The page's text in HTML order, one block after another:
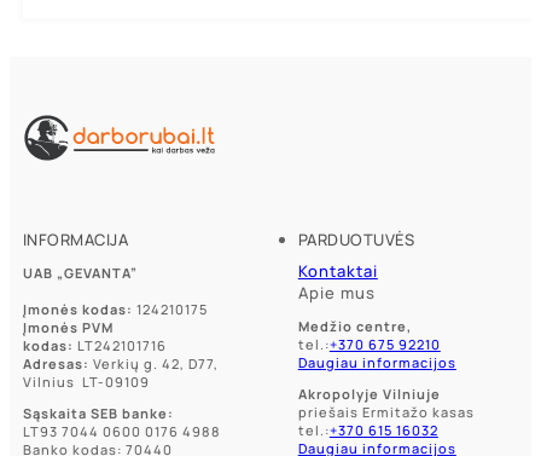
INFORMACIJA
UAB „GEVANTA”
Įmonės kodas: 124210175
Įmonės PVM
kodas: LT242101716
Adresas: Verkių g. 42, D77,
Vilnius LT-09109
Sąskaita SEB banke:
LT93 7044 0600 0176 4988
Banko kodas: 70440
PARDUOTUVĖS
Kontaktai
Apie mus
Medžio centre,
tel.:+370 675 92210
Daugiau informacijos
Akropolyje Vilniuje
priešais Ermitažo kasas
tel.:+370 615 16032
Daugiau informacijos